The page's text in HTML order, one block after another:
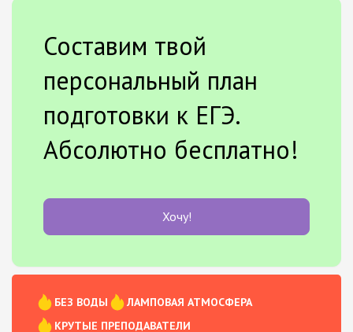
Составим твой
персональный план
подготовки к ЕГЭ.
Абсолютно бесплатно!
Хочу!
БЕЗ ВОДЫ
ЛАМПОВАЯ АТМОСФЕРА
КРУТЫЕ ПРЕПОДАВАТЕЛИ